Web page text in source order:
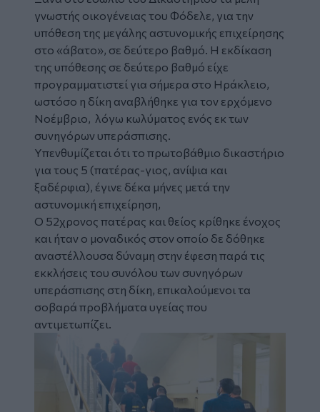
γνωστής οικογένειας του Φόδελε, για την
υπόθεση της μεγάλης αστυνομικής επιχείρησης
στο «άβατο», σε δεύτερο βαθμό. Η εκδίκαση
της υπόθεσης σε δεύτερο βαθμό είχε
προγραμματιστεί για σήμερα στο Ηράκλειο,
ωστόσο η δίκη αναβλήθηκε για τον ερχόμενο
Νοέμβριο, λόγω κωλύματος ενός εκ των
συνηγόρων υπεράσπισης.
Υπενθυμίζεται ότι το πρωτοβάθμιο δικαστήριο
για τους 5 (πατέρας-γιος, ανίψια και
ξαδέρφια), έγινε δέκα μήνες μετά την
αστυνομική επιχείρηση,
Ο 52χρονος πατέρας και θείος κρίθηκε ένοχος
και ήταν ο μοναδικός στον οποίο δε δόθηκε
αναστέλλουσα δύναμη στην έφεση παρά τις
εκκλήσεις του συνόλου των συνηγόρων
υπεράσπισης στη δίκη, επικαλούμενοι τα
σοβαρά προβλήματα υγείας που
αντιμετωπίζει.